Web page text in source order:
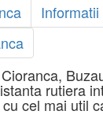
rutiera
cel mai util